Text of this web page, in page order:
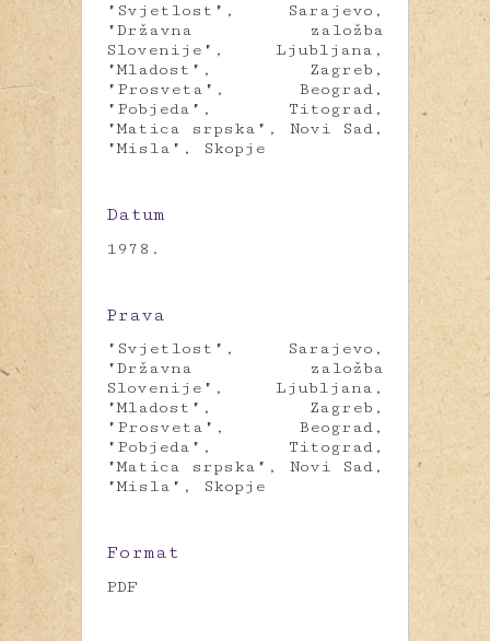
"Svjetlost", Sarajevo,
"Državna založba
Slovenije", Ljubljana,
"Mladost", Zagreb,
"Prosveta", Beograd,
"Pobjeda", Titograd,
"Matica srpska", Novi Sad,
"Misla", Skopje
Datum
1978.
Prava
"Svjetlost", Sarajevo,
"Državna založba
Slovenije", Ljubljana,
"Mladost", Zagreb,
"Prosveta", Beograd,
"Pobjeda", Titograd,
"Matica srpska", Novi Sad,
"Misla", Skopje
Format
PDF